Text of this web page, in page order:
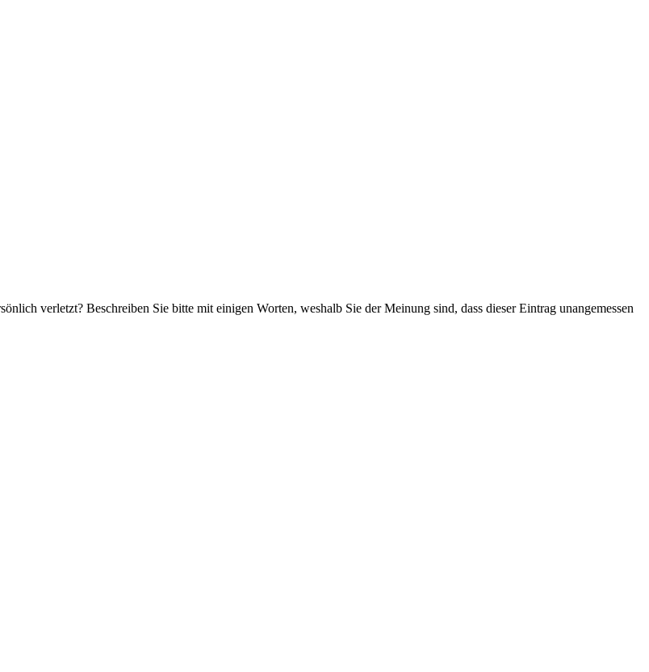
verletzt? Beschreiben Sie bitte mit einigen Worten, weshalb Sie der Meinung sind, dass dieser Eintrag unangemessen